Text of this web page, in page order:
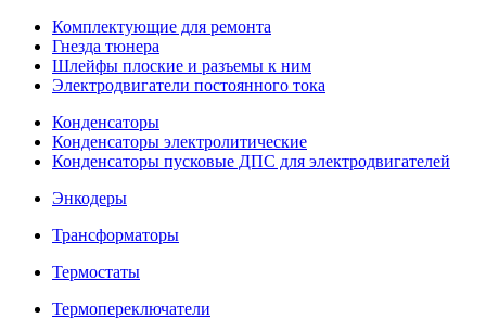
Комплектующие для ремонта
Гнезда тюнера
Шлейфы плоские и разъемы к ним
Электродвигатели постоянного тока
Конденсаторы
Конденсаторы электролитические
Конденсаторы пусковые ДПС для электродвигателей
Энкодеры
Трансформаторы
Термостаты
Термопереключатели